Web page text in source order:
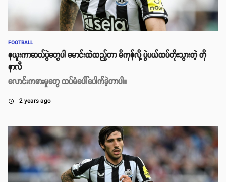
FOOTBALL
နယူးကာဆယ်ပွဲတွေပါ မောင်းထဲထည့်တာ မိကုန်လို့ ပွဲပယ်ထပ်တိုးသွားတဲ့ တို
နာလီ
လောင်းကစားမှုတွေ ထပ်မံပေါ်ပေါက်ခဲ့တာပါ။
access_time 2 years ago